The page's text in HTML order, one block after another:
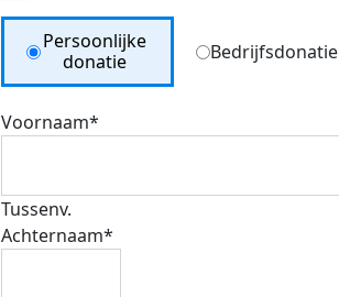
Donation Type
Persoonlijke
donatie
Bedrijfsdonatie
Voornaam*
Tussenv.
Achternaam*